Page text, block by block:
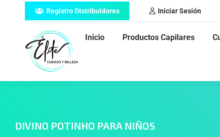
Registro Distribuidores Iniciar Sesión
Inicio Productos Capilares
DIVINO POTINHO PARA NIÑOS